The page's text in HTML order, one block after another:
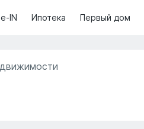
IN Ипотека Первый дом